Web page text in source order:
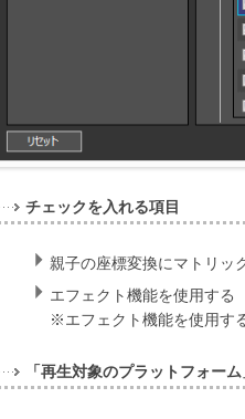
チェックを入れる項目
親子の座標変換にマトリッ
エフェクト機能を使用する
※エフェクト機能を使用す
「再生対象のプラットフォー